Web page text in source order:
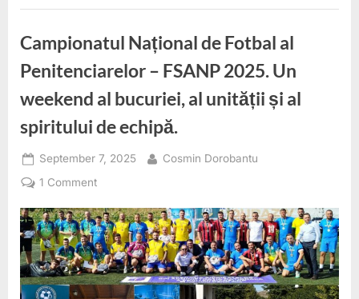
la
DICO
și
Andrei
IUREA
echipa
CSM
Știința
Baia
Campionatul Național de Fotbal al
Penitenciarelor – FSANP 2025. Un
weekend al bucuriei, al unității și al
spiritului de echipă.
Posted
on
September 7, 2025 By
Cosmin Dorobantu
1 Commenton
Național
de
Fotbal
al
Penitenciarelor